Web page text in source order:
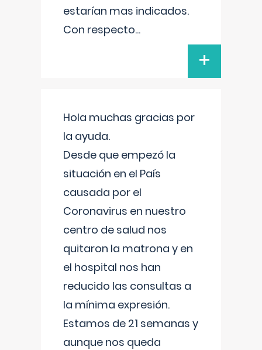
estarían mas indicados.
Con respecto...
+
Hola muchas gracias por
la ayuda.
Desde que empezó la
situación en el País
causada por el
Coronavirus en nuestro
centro de salud nos
quitaron la matrona y en
el hospital nos han
reducido las consultas a
la mínima expresión.
Estamos de 21 semanas y
aunque nos queda